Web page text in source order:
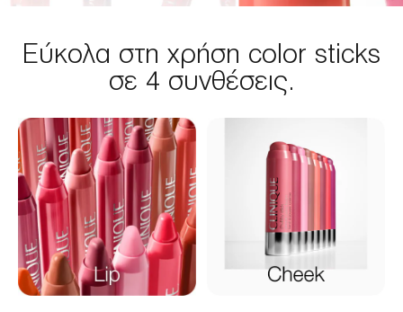
Εύκολα στη χρήση color sticks
σε 4 συνθέσεις.